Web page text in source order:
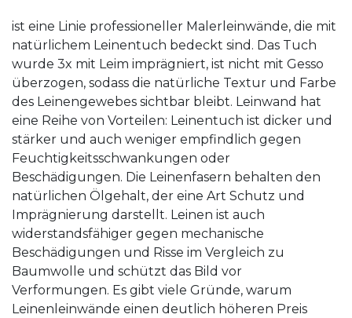
ist eine Linie professioneller Malerleinwände, die mit
natürlichem Leinentuch bedeckt sind. Das Tuch
wurde 3x mit Leim imprägniert, ist nicht mit Gesso
überzogen, sodass die natürliche Textur und Farbe
des Leinengewebes sichtbar bleibt. Leinwand hat
eine Reihe von Vorteilen: Leinentuch ist dicker und
stärker und auch weniger empfindlich gegen
Feuchtigkeitsschwankungen oder
Beschädigungen. Die Leinenfasern behalten den
natürlichen Ölgehalt, der eine Art Schutz und
Imprägnierung darstellt. Leinen ist auch
widerstandsfähiger gegen mechanische
Beschädigungen und Risse im Vergleich zu
Baumwolle und schützt das Bild vor
Verformungen. Es gibt viele Gründe, warum
Leinenleinwände einen deutlich höheren Preis